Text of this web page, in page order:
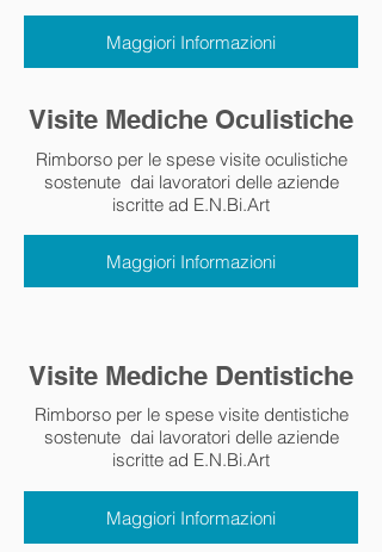
Maggiori Informazioni
Visite Mediche Oculistiche
Rimborso per le spese visite oculistiche
sostenute dai lavoratori delle aziende
iscritte ad E.N.Bi.Art
Maggiori Informazioni
Visite Mediche Dentistiche
Rimborso per le spese visite dentistiche
sostenute dai lavoratori delle aziende
iscritte ad E.N.Bi.Art
Maggiori Informazioni